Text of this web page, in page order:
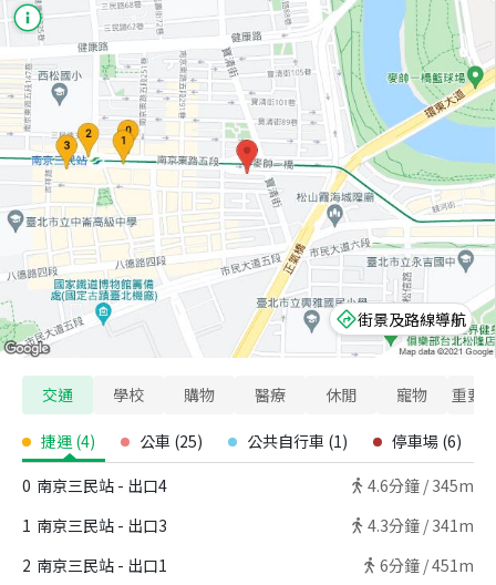
街景及路線導航
交通 學校 購物 醫療 休閒 寵物 重要
捷運 (4) 公車 (25) 公共自行車 (1) 停車場 (6)
0 南京三民站 - 出口4 4.6分鐘 / 345m
1 南京三民站 - 出口3 4.3分鐘 / 341m
2 南京三民站 - 出口1 6分鐘 /451m